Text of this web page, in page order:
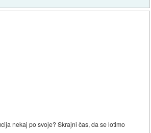
nekaj po svoje? Skrajni čas, da se lotimo